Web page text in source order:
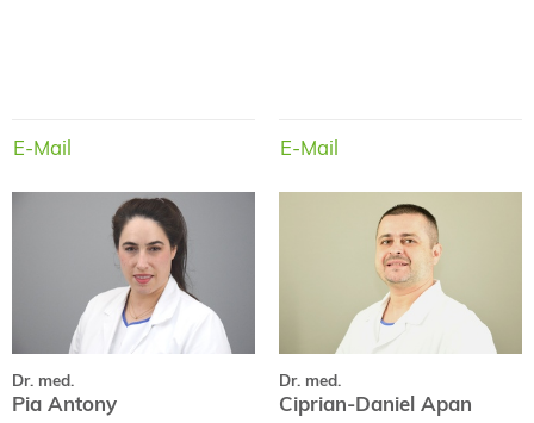
E-Mail E-Mail
Dr. med.
Pia Antony
Pia Antony
Dr. med.
Ciprian-Daniel Apan
Ciprian-Daniel Apan